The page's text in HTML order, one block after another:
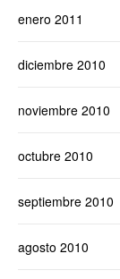
enero 2011
diciembre 2010
noviembre 2010
octubre 2010
septiembre 2010
agosto 2010